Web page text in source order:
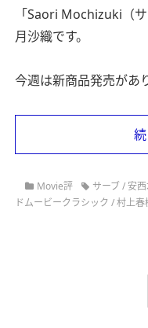
「Saori Mochizuki（
月沙織です。
今週は新商品発売があ
Movie評 サーブ/安
ドムービークラシック /村上春